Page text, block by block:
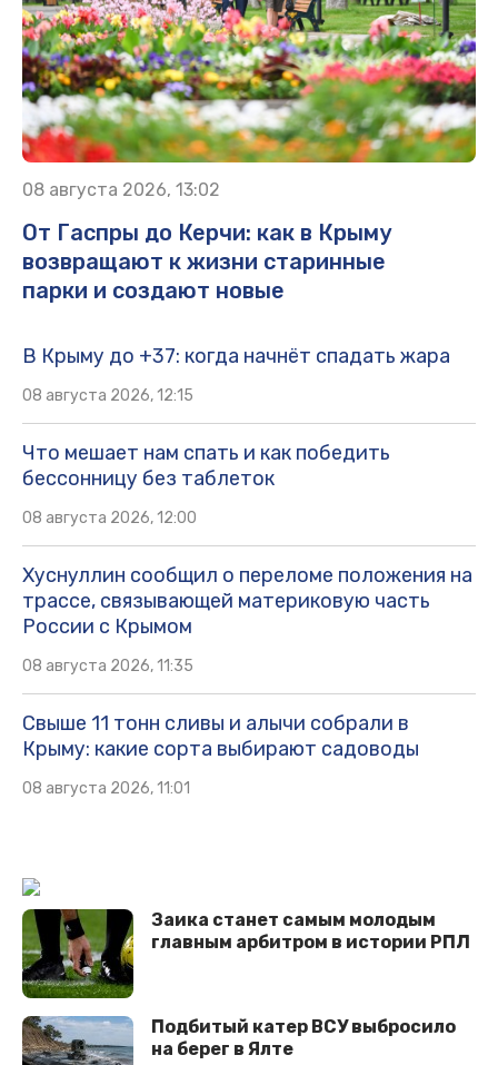
08 августа 2026, 13:02
От Гаспры до Керчи: как в Крыму
возвращают к жизни старинные
парки и создают новые
В Крыму до +37: когда начнёт спадать жара
08 августа 2026, 12:15
Что мешает нам спать и как победить
бессонницу без таблеток
08 августа 2026, 12:00
Хуснуллин сообщил о переломе положения на
трассе, связывающей материковую часть
России с Крымом
08 августа 2026, 11:35
Свыше 11 тонн сливы и алычи собрали в
Крыму: какие сорта выбирают садоводы
08 августа 2026, 11:01
Заика станет самым молодым
главным арбитром в истории РПЛ
Подбитый катер ВСУ выбросило
на берег в Ялте